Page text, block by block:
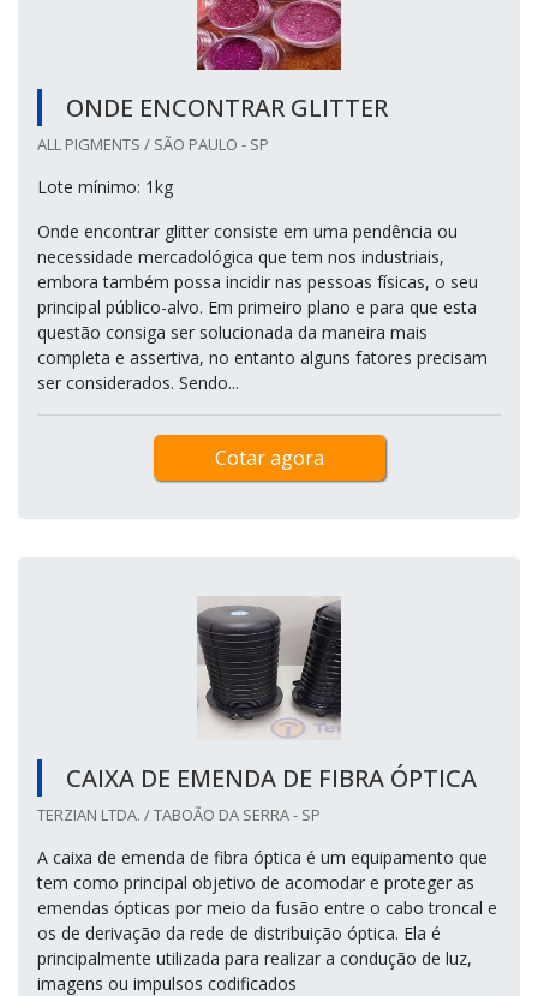
ONDE ENCONTRAR GLITTER
ALL PIGMENTS / SÃO PAULO - SP
Lote mínimo: 1kg
Onde encontrar glitter consiste em uma pendência ou
necessidade mercadológica que tem nos industriais,
embora também possa incidir nas pessoas físicas, o seu
principal público-alvo. Em primeiro plano e para que esta
questão consiga ser solucionada da maneira mais
completa e assertiva, no entanto alguns fatores precisam
ser considerados. Sendo...
Cotar agora
CAIXA DE EMENDA DE FIBRA ÓPTICA
TERZIAN LTDA. / TABOÃO DA SERRA - SP
A caixa de emenda de fibra óptica é um equipamento que
tem como principal objetivo de acomodar e proteger as
emendas ópticas por meio da fusão entre o cabo troncal e
os de derivação da rede de distribuição óptica. Ela é
principalmente utilizada para realizar a condução de luz,
imagens ou impulsos codificados